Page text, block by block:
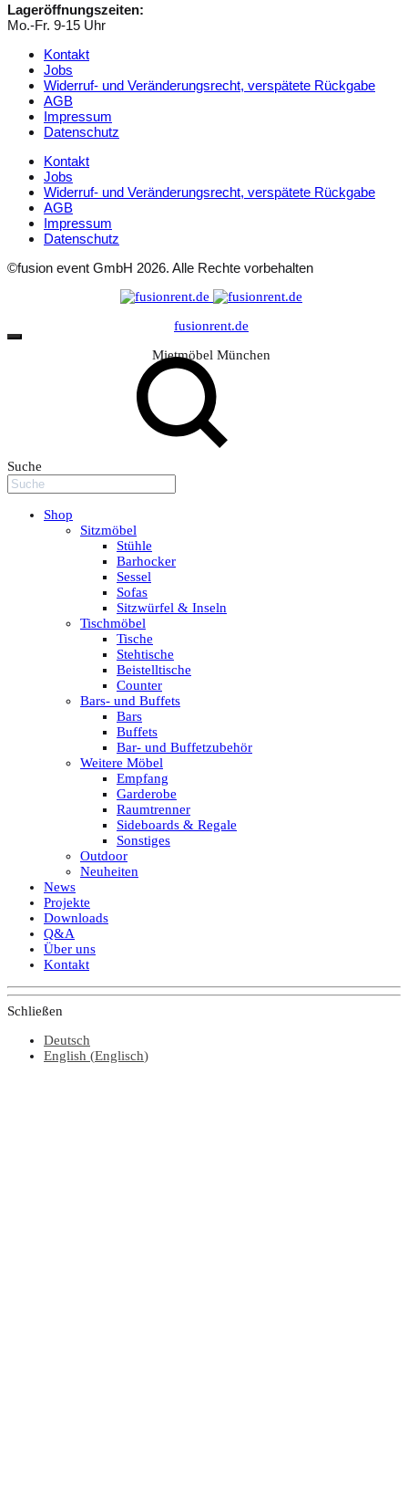
Lageröffnungszeiten:
Mo.-Fr. 9-15 Uhr
Kontakt
Jobs
Widerruf- und Veränderungsrecht, verspätete Rückgabe
AGB
Impressum
Datenschutz
Kontakt
Jobs
Widerruf- und Veränderungsrecht, verspätete Rückgabe
AGB
Impressum
Datenschutz
©fusion event GmbH 2026. Alle Rechte vorbehalten
fusionrent.de
Mietmöbel München
Suche
Shop
Sitzmöbel
Stühle
Barhocker
Sessel
Sofas
Sitzwürfel & Inseln
Tischmöbel
Tische
Stehtische
Beistelltische
Counter
Bars- und Buffets
Bars
Buffets
Bar- und Buffetzubehör
Weitere Möbel
Empfang
Garderobe
Raumtrenner
Sideboards & Regale
Sonstiges
Outdoor
Neuheiten
News
Projekte
Downloads
Q&A
Über uns
Kontakt
Schließen
Deutsch
English (Englisch)